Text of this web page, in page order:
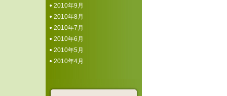
2010年9月
2010年8月
2010年7月
2010年6月
2010年5月
2010年4月